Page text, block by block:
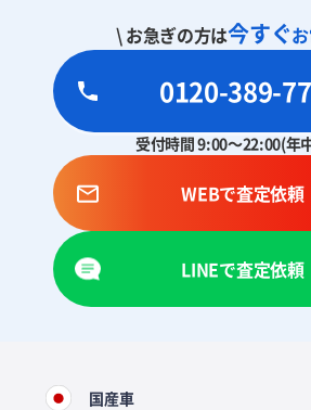
\ お急ぎの方は今すぐ
0120-389-
受付時間 9:00～22:00(年
WEBで査定依頼
LINEで査定依頼
国産車